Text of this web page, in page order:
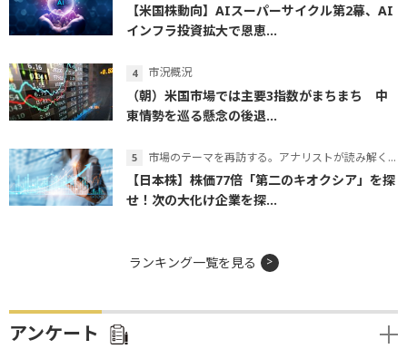
【米国株動向】AIスーパーサイクル第2幕、AI
インフラ投資拡大で恩恵...
市況概況
（朝）米国市場では主要3指数がまちまち 中
東情勢を巡る懸念の後退...
市場のテーマを再訪する。アナリストが読み解くテーマの本質
【日本株】株価77倍「第二のキオクシア」を探
せ！次の大化け企業を探...
ランキング一覧を見る
アンケート